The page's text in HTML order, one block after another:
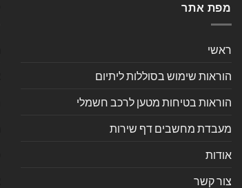
מפת אתר
ראשי
הוראות שימוש בסוללות ליתיום
הוראות בטיחות מטען לרכב חשמלי
מעבדת מחשבים דף שירות
אודות
צור קשר